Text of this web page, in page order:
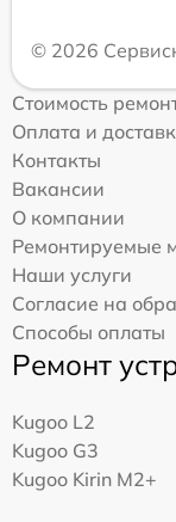
© 2026
Стоимость
Оплата и
Контакты
Вакансии
О компании
Ремонтируемые
Наши услуги
Согласие на
Способы оплаты
Ремонт
Kugoo L2
Kugoo G3
Kugoo Kirin M2+